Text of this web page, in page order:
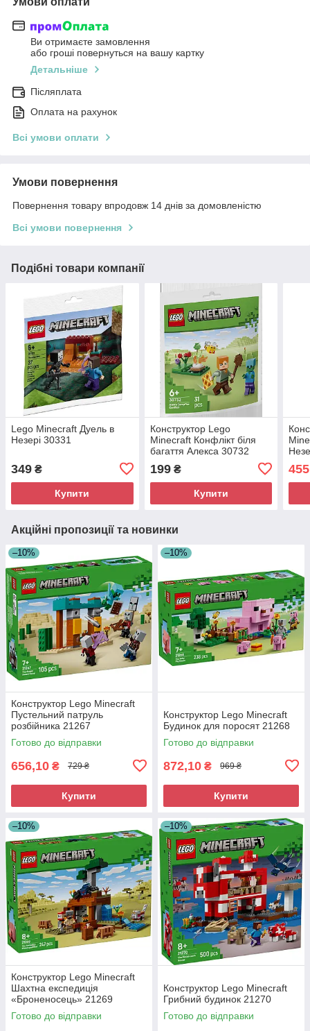
Ви отримаєте замовлення
або гроші повернуться на вашу картку
Детальніше
Післяплата
Оплата на рахунок
Всі умови оплати
Умови повернення
Повернення товару впродовж 14 днів за домовленістю
Всі умови повернення
Подібні товари компанії
Lego Minecraft Дуель в
Незері 30331
349 ₴
Купити
Конструктор Lego
Minecraft Конфлікт біля
багаття Алекса 30732
199₴
Купити
Акційні пропозиції та новинки
–10%
Конструктор Lego Minecraft
Пустельний патруль
розбійника 21267
Готово до відправки
656,10 ₴ 729 ₴
Купити
–10%
Конструктор Lego Minecraft
Будинок для поросят 21268
Готово до відправки
872,10 ₴ 969 ₴
Купити
–10%
Конструктор Lego Minecraft
Шахтна експедиція
«Броненосець» 21269
Готово до відправки
–10%
Конструктор Lego Minecraft
Грибний будинок 21270
Готово до відправки